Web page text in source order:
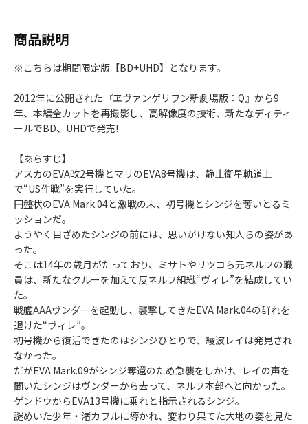
商品説明
※こちらは期間限定版【BD+UHD】となります。
2012年に公開された『ヱヴァンゲリヲン新劇場版：Q』から9
年、本編全カットを再撮影し、高解像度の技術、新たなディティ
ールでBD、UHDで発売!
【あらすじ】
アスカのEVA改2号機とマリのEVA8号機は、静止衛星軌道上
で“US作戦”を実行していた。
円盤状のEVA Mark.04と激戦の末、初号機とシンジを奪いとるミ
ッションだ。
ようやく目ざめたシンジの前には、思いがけない知人らの姿があ
った。
そこは14年の歳月がたっており、ミサトやリツコら元ネルフの職
員は、新たなクルーを加えて反ネルフ組織“ヴィレ”を結成してい
た。
戦艦AAAヴンダーを起動し、襲撃してきたEVA Mark.04の群れを
退けた“ヴィレ”。
初号機から復活できたのはシンジひとりで、綾波レイは発見され
なかった。
だがEVA Mark.09がシンジ奪還のため急襲をしかけ、レイの声を
聞いたシンジはヴンダーから去って、ネルフ本部へと向かった。
ゲンドウからEVA13号機に乗れと指示されるシンジ。
謎めいた少年・渚カヲルに導かれ、変わり果てた大地の姿を見た